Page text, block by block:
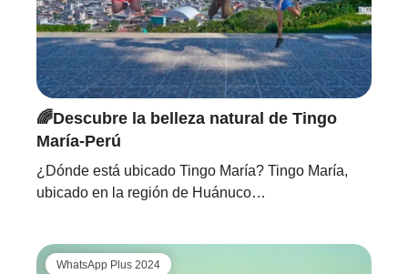
🌈Descubre la belleza natural de Tingo
María-Perú
¿Dónde está ubicado Tingo María? Tingo María,
ubicado en la región de Huánuco…
WhatsApp Plus 2024